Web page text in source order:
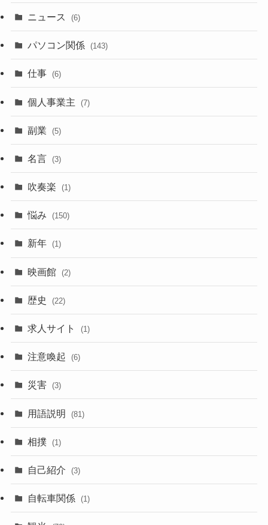
ニュース (6)
パソコン関係 (143)
仕事 (6)
個人事業主 (7)
副業 (5)
名言 (3)
吹奏楽 (1)
悩み (150)
新年 (1)
映画館 (2)
歴史 (22)
求人サイト (1)
注意喚起 (6)
災害 (3)
用語説明 (81)
相撲 (1)
自己紹介 (3)
自転車関係 (1)